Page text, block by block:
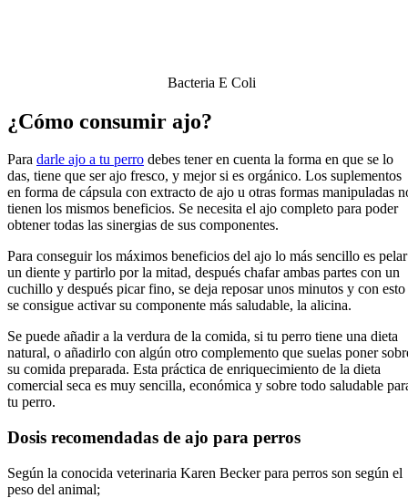
Bacteria E Coli
¿Cómo consumir ajo?
Para darle ajo a tu perro debes tener en cuenta la forma en que se lo
das, tiene que ser ajo fresco, y mejor si es orgánico. Los suplementos
en forma de cápsula con extracto de ajo u otras formas manipuladas
tienen los mismos beneficios. Se necesita el ajo completo para poder
obtener todas las sinergias de sus componentes.
Para conseguir los máximos beneficios del ajo lo más sencillo es pelar
un diente y partirlo por la mitad, después chafar ambas partes con un
cuchillo y después picar fino, se deja reposar unos minutos y con esto
se consigue activar su componente más saludable, la alicina.
Se puede añadir a la verdura de la comida, si tu perro tiene una dieta
natural, o añadirlo con algún otro complemento que suelas poner
su comida preparada. Esta práctica de enriquecimiento de la dieta
comercial seca es muy sencilla, económica y sobre todo saludable
tu perro.
Dosis recomendadas de ajo para perros
Según la conocida veterinaria Karen Becker para perros son según el
peso del animal;